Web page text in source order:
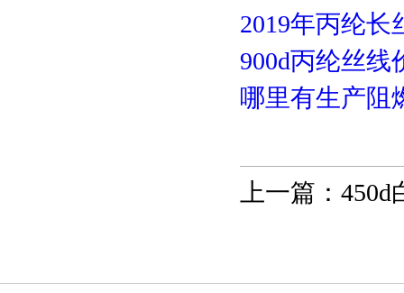
2019年丙纶长
900d丙纶丝线
哪里有生产阻
上一篇： 450d